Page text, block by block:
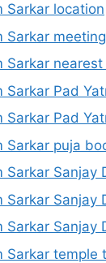
Sarkar location
Sarkar
Sarkar
Sarkar Pad
Sarkar Pad
Sarkar puja
Sarkar Sanjay
Sarkar Sanjay
Sarkar Sanjay
Sarkar temple